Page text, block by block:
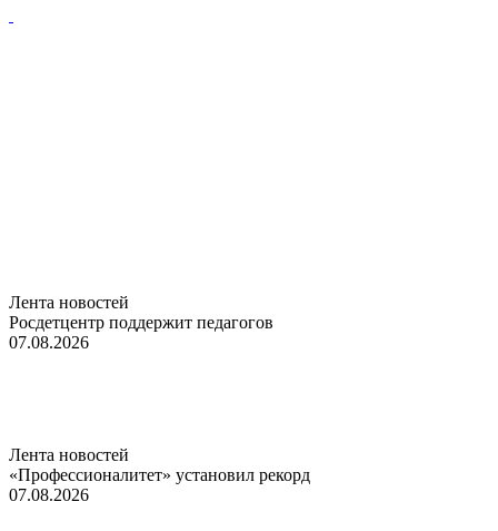
Лента новостей
Росдетцентр поддержит педагогов
07.08.2026
Лента новостей
«Профессионалитет» установил рекорд
07.08.2026